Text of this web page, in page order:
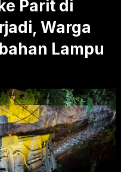
Parit di
Warga
Lampu